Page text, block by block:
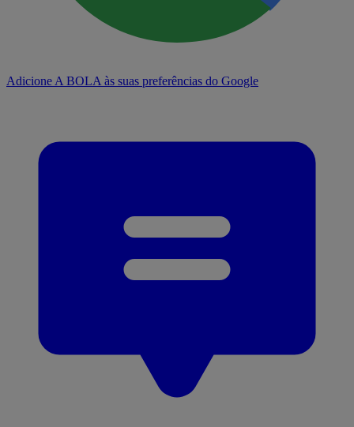
Adicione A BOLA às suas preferências do Google